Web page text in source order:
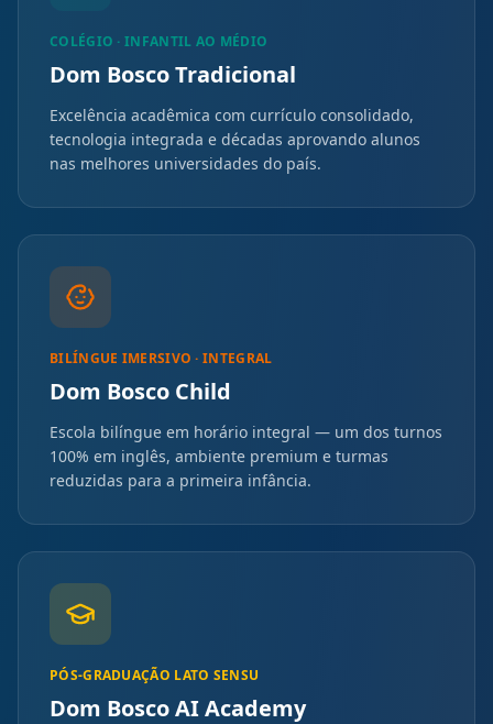
COLÉGIO · INFANTIL AO MÉDIO
Dom Bosco Tradicional
Excelência acadêmica com currículo consolidado,
tecnologia integrada e décadas aprovando alunos
nas melhores universidades do país.
BILÍNGUE IMERSIVO · INTEGRAL
Dom Bosco Child
Escola bilíngue em horário integral — um dos turnos
100% em inglês, ambiente premium e turmas
reduzidas para a primeira infância.
PÓS-GRADUAÇÃO LATO SENSU
Dom Bosco AI Academy